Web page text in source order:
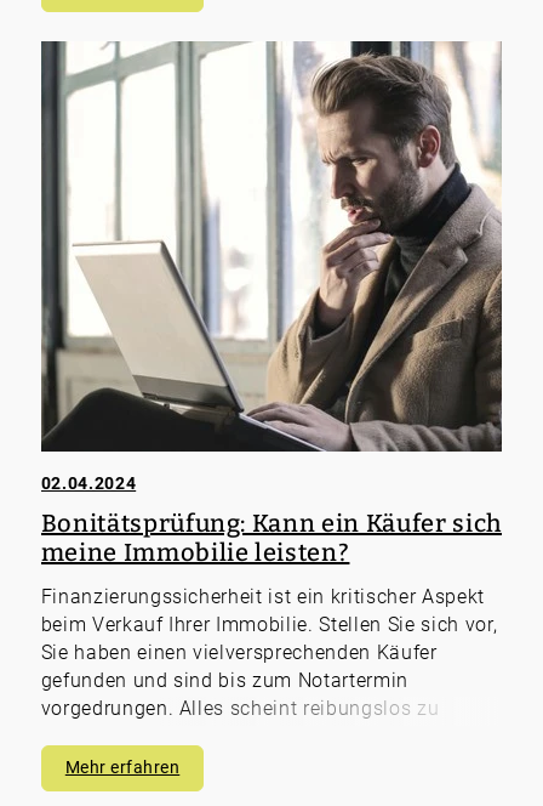
02.04.2024
Bonitätsprüfung: Kann ein Käufer sich
meine Immobilie leisten?
Finanzierungssicherheit ist ein kritischer Aspekt
beim Verkauf Ihrer Immobilie. Stellen Sie sich vor,
Sie haben einen vielversprechenden Käufer
gefunden und sind bis zum Notartermin
vorgedrungen. Alles scheint reibungslos zu
Der potenzielle Käufer kann den Kauf nicht
stemmen, und Sie stehen vor einem Rückzug des
Mehr erfahren